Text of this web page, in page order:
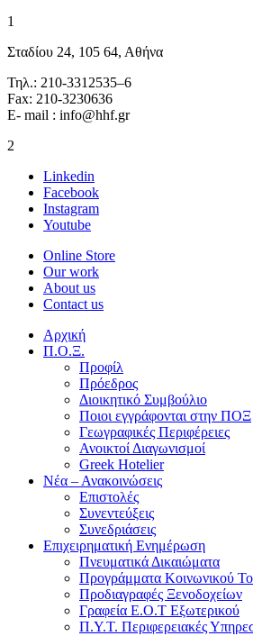
1
Σταδίου 24, 105 64, Αθήνα
Τηλ.: 210-3312535–6
Fax: 210-3230636
E- mail : info@hhf.gr
2
Linkedin
Facebook
Instagram
Youtube
Online Store
Our work
About us
Contact us
Αρχική
Π.Ο.Ξ.
Προφίλ
Πρόεδρος
Διοικητικό Συμβούλιο
Ποιοι εγγράφονται στην ΠΟΞ
Γεωγραφικές Περιφέρειες
Ανοικτοί Διαγωνισμoί
Greek Hotelier
Νέα – Ανακοινώσεις
Επιστολές
Συνεντεύξεις
Συνεδριάσεις
Επιχειρηματική Ενημέρωση
Πνευματικά Δικαιώματα
Προγράμματα Κοινωνικού
Προδιαγραφές Ξενοδοχείων
Γραφεία Ε.Ο.Τ Εξωτερικού
Π.Υ.Τ. Περιφερειακές